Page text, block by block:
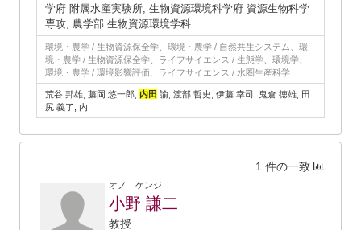
学府 附属水産実験所, 生物資源環境科学府 資源生物科学
専攻, 農学部 生物資源環境学科
環境・農学 / 生物資源保全学、環境・農学 / 自然共生システム、環
境・農学 / 生物資源保全学、ライフサイエンス / 生態学、環境学、
環境・農学 / 環境影響評価、ライフサイエンス / 水圏生産科学
荒谷 邦雄, 藤岡 悠一郎, 内田 諭, 渡部 哲史, 伊藤 幸司, 鬼倉 徳雄, 田
尻 義了, 内
1 件の一致
オノ ケンジ
小野 謙二
教授